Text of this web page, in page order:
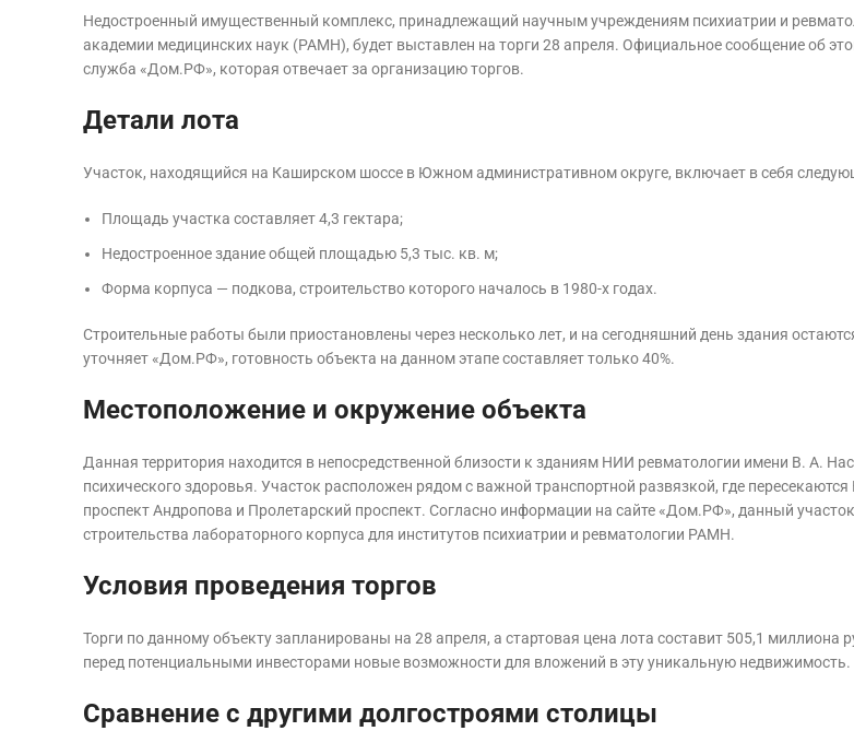
Недостроенный имущественный комплекс, принадлежащий научным учреждениям психиатрии и
академии медицинских наук (РАМН), будет выставлен на торги 28 апреля. Официальное сообщение об
служба «Дом.РФ», которая отвечает за организацию торгов.
Детали лота
Участок, находящийся на Каширском шоссе в Южном административном округе, включает в себя
Площадь участка составляет 4,3 гектара;
Недостроенное здание общей площадью 5,3 тыс. кв. м;
Форма корпуса — подкова, строительство которого началось в 1980-х годах.
Строительные работы были приостановлены через несколько лет, и на сегодняшний день здания
уточняет «Дом.РФ», готовность объекта на данном этапе составляет только 40%.
Местоположение и окружение объекта
Данная территория находится в непосредственной близости к зданиям НИИ ревматологии имени В. А.
психического здоровья. Участок расположен рядом с важной транспортной развязкой, где
проспект Андропова и Пролетарский проспект. Согласно информации на сайте «Дом.РФ», данный
строительства лабораторного корпуса для институтов психиатрии и ревматологии РАМН.
Условия проведения торгов
Торги по данному объекту запланированы на 28 апреля, а стартовая цена лота составит 505,1 миллиона
перед потенциальными инвесторами новые возможности для вложений в эту уникальную недвижимость.
Сравнение с другими долгостроями столицы